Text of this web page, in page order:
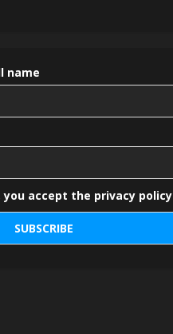
name
accept the privacy policy